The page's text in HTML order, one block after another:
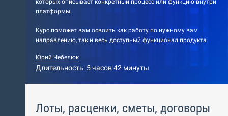
которых описывает конкретный процесс или функцию внутри
платформы.
Курс поможет вам освоить как работу по нужному вам
направлению, так и весь доступный функционал продукта.
Юрий Чебелюк
Длительность: 5 часов 42 минуты
Лоты, расценки, сметы, договоры